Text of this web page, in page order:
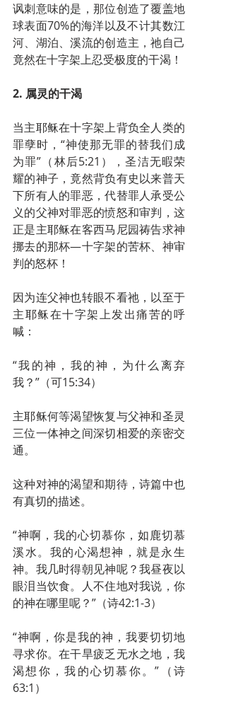
讽刺意味的是，那位创造了覆盖地
球表面70%的海洋以及不计其数江
河、湖泊、溪流的创造主，祂自己
竟然在十字架上忍受极度的干渴！
2. 属灵的干渴
当主耶稣在十字架上背负全人类的
罪孽时，“神使那无罪的替我们成
为罪”（林后5:21），圣洁无暇荣
耀的神子，竟然背负有史以来普天
下所有人的罪恶，代替罪人承受公
义的父神对罪恶的愤怒和审判，这
正是主耶稣在客西马尼园祷告求神
挪去的那杯—十字架的苦杯、神审
判的怒杯！
因为连父神也转眼不看祂，以至于
主耶稣在十字架上发出痛苦的呼
喊：
“我的神，我的神，为什么离弃
我？”（可15:34）
主耶稣何等渴望恢复与父神和圣灵
三位一体神之间深切相爱的亲密交
通。
这种对神的渴望和期待，诗篇中也
有真切的描述。
“神啊，我的心切慕你，如鹿切慕
溪水。我的心渴想神，就是永生
神。我几时得朝见神呢？我昼夜以
眼泪当饮食。人不住地对我说，你
的神在哪里呢？”（诗42:1-3）
“神啊，你是我的神，我要切切地
寻求你。在干旱疲乏无水之地，我
渴想你，我的心切慕你。”（诗
63:1）